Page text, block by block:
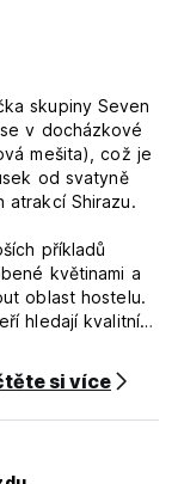
skupiny Seven
v docházkové
mešita), což je
od svatyně
atrakcí Shirazu.
příkladů
květinami a
oblast hostelu.
hledají kvalitní
íránské
kolejích a
si více